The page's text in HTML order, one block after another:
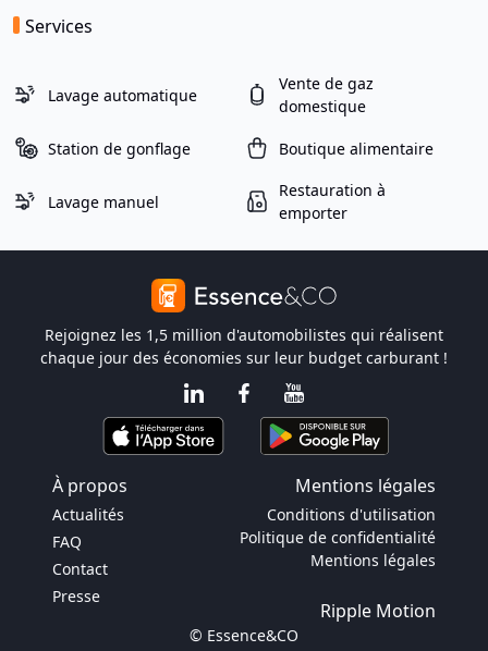
Services
Lavage automatique
Vente de gaz
domestique
Station de gonflage Boutique alimentaire
Lavage manuel
Restauration à
emporter
Rejoignez les 1,5 million d'automobilistes qui réalisent
chaque jour des économies sur leur budget carburant !
À propos Mentions légales
Actualités
FAQ
Contact
Presse
Conditions d'utilisation
Politique de confidentialité
Mentions légales
Ripple Motion
© Essence&CO